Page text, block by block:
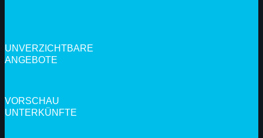
UNVERZICHTBARE
ANGEBOTE
VORSCHAU
UNTERKÜNFTE